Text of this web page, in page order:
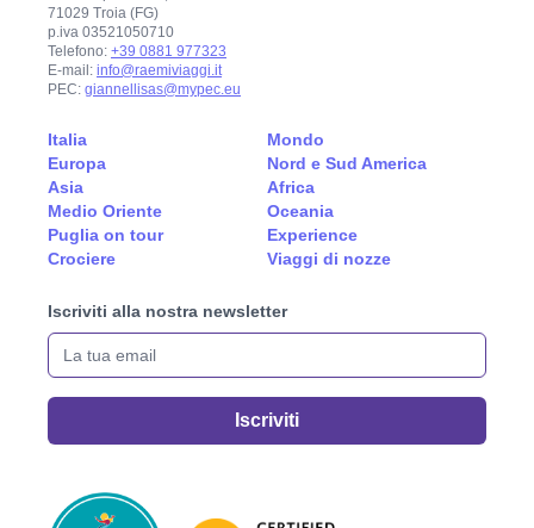
71029 Troia (FG)
p.iva 03521050710
Telefono: +39 0881 977323
E-mail: info@raemiviaggi.it
PEC: giannellisas@mypec.eu
Italia
Mondo
Europa
Nord e Sud America
Asia
Africa
Medio Oriente
Oceania
Puglia on tour
Experience
Crociere
Viaggi di nozze
Iscriviti alla nostra newsletter
La tua email
Iscriviti